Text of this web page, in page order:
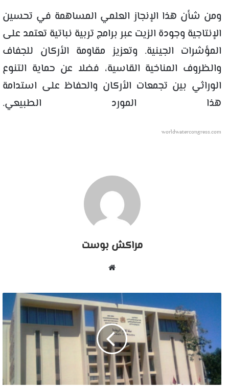
ومن شأن هذا الإنجاز العلمي المساهمة في تحسين
الإنتاجية وجودة الزيت عبر برامج تربية نباتية تعتمد على
المؤشرات الجينية. وتعزيز مقاومة الأركان للجفاف
والظروف المناخية القاسية، فضلا عن حماية التنوع
الوراثي بين تجمعات الأركان والحفاظ على استدامة
هذا المورد الطبيعي.
worldwatercongress.com
مراكش بوست